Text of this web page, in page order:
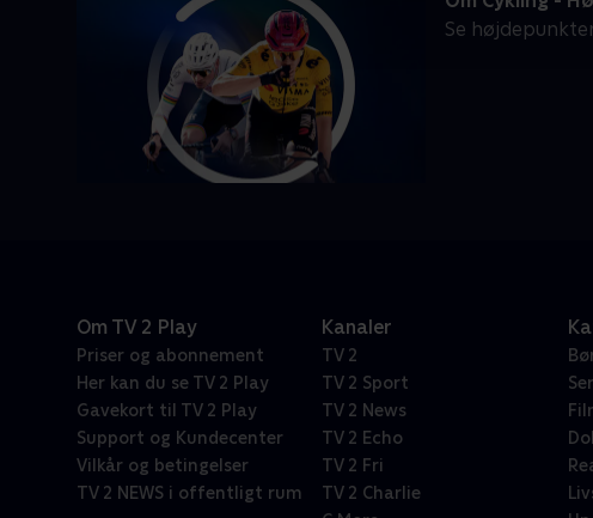
Se
Om TV 2 Play
Priser og abonnement
Her kan du se TV 2 Play
Gavekort til TV 2 Play
Support og Kundecenter
Vilkår og betingelser
TV 2 NEWS i offentligt rum
Kanaler
TV 2
TV 2 Sport
TV 2 News
TV 2 Echo
TV 2 Fri
TV 2 Charlie